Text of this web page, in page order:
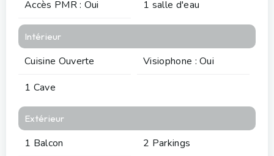
Accès PMR : Oui 1 salle d'eau
Intérieur
Cuisine Ouverte
Visiophone : Oui
1 Cave
Extérieur
1 Balcon 2 Parkings